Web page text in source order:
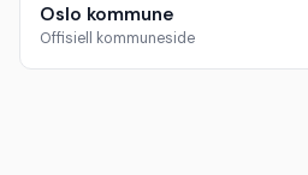
Oslo kommune
Offisiell kommuneside